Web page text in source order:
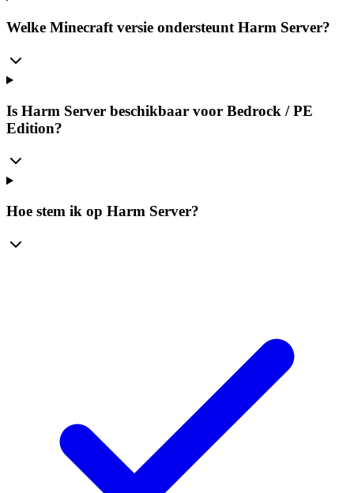
Welke Minecraft versie ondersteunt Harm Server?
Is Harm Server beschikbaar voor Bedrock / PE
Edition?
Hoe stem ik op Harm Server?